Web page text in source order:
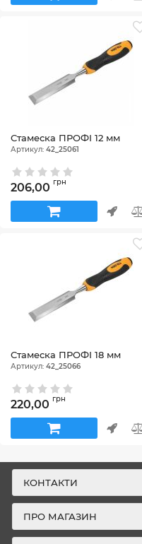
Стамеска ПРОФІ 12 мм
Артикул: 42_25061
206,00 грн
Стамеска ПРОФІ 18 мм
Артикул: 42_25066
220,00 грн
КОНТАКТИ
ПРО МАГАЗИН